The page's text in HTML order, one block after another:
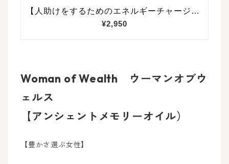
Woman of Wealth ウーマンオブウ
ェルス
【アンシェントメモリーオイル）
【豊かさ選ぶ女性】